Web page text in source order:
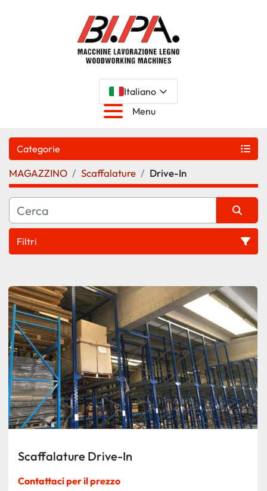
Italiano
Menu
Categorie
MAGAZZINO Scaffalature Drive-In
Filtri
Scaffalature Drive-In
Contattaci per il prezzo